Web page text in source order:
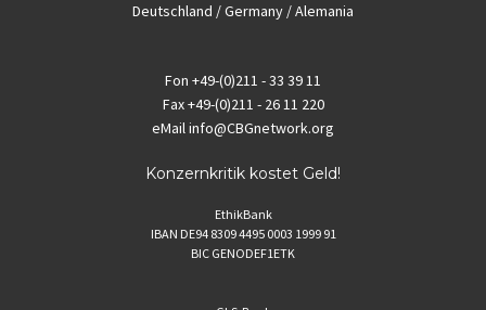
Deutschland / Germany / Alemania
Fon +49-(0)211 - 33 39 11
Fax+49-(0)211 - 26 11 220
eMailinfo@CBGnetwork.org
Konzernkritik kostet Geld!
EthikBank
IBAN DE94 8309 4495 0003 1999 91
BIC GENODEF1ETK